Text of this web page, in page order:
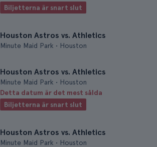
Biljetterna är snart slut
Houston Astros vs. Athletics
Minute Maid Park • Houston
Houston Astros vs. Athletics
Minute Maid Park • Houston
Detta datum är det mest sålda
Biljetterna är snart slut
Houston Astros vs. Athletics
Minute Maid Park • Houston